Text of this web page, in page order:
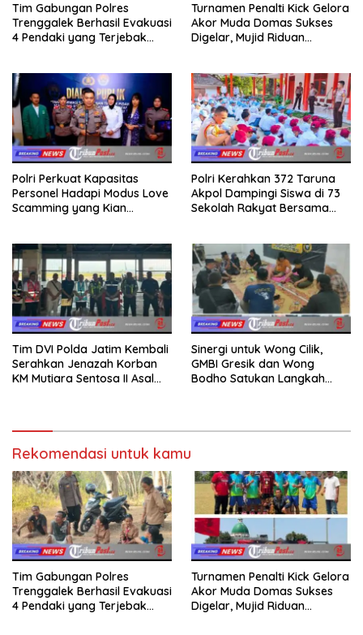
Tim Gabungan Polres
Trenggalek Berhasil Evakuasi
4 Pendaki yang Terjebak
Turnamen Penalti Kick Gelora
Akor Muda Domas Sukses
Digelar, Mujid Riduan
Polri Perkuat Kapasitas
Personel Hadapi Modus Love
Scamming yang Kian
Polri Kerahkan 372 Taruna
Akpol Dampingi Siswa di 73
Sekolah Rakyat Bersama
Tim DVI Polda Jatim Kembali
Serahkan Jenazah Korban
KM Mutiara Sentosa II Asal
Sinergi untuk Wong Cilik,
GMBI Gresik dan Wong
Bodho Satukan Langkah
Rekomendasi untuk kamu
Tim Gabungan Polres
Trenggalek Berhasil Evakuasi
4 Pendaki yang Terjebak
Turnamen Penalti Kick Gelora
Akor Muda Domas Sukses
Digelar, Mujid Riduan